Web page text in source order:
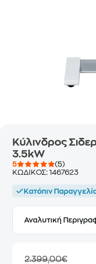
Κύλινδρος
3.5kW
5
(5)
ΚΩΔΙΚΟΣ: 1467623
Κατόπιν
Αναλυτική
2.399,00€